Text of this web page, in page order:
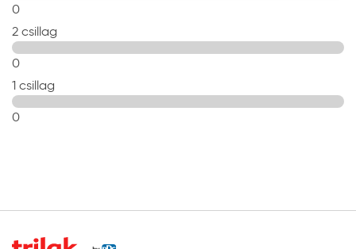
0
2 csillag
0
1 csillag
0